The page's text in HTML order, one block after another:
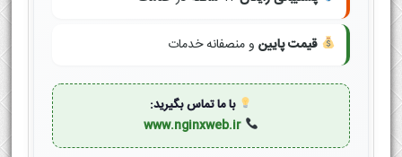
قیمت پایین و منصفانه خدمات
با ما تماس بگیرید:
www.nginxweb.ir